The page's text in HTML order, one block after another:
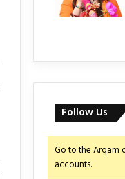
Follow Us
Go to the Arqam
accounts.